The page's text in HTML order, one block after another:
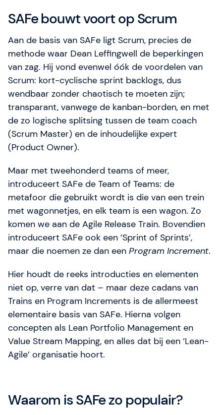
SAFe bouwt voort op Scrum
Aan de basis van SAFe ligt Scrum, precies de
methode waar Dean Leffingwell de beperkingen
van zag. Hij vond evenwel óók de voordelen van
Scrum: kort-cyclische sprint backlogs, dus
wendbaar zonder chaotisch te moeten zijn;
transparant, vanwege de kanban-borden, en met
de zo logische splitsing tussen de team coach
(Scrum Master) en de inhoudelijke expert
(Product Owner).
Maar met tweehonderd teams of meer,
introduceert SAFe de Team of Teams: de
metafoor die gebruikt wordt is die van een trein
met wagonnetjes, en elk team is een wagon. Zo
komen we aan de Agile Release Train. Bovendien
introduceert SAFe ook een ‘Sprint of Sprints’,
maar die noemen ze dan een Program Increment.
Hier houdt de reeks introducties en elementen
niet op, verre van dat – maar deze cadans van
Trains en Program Increments is de allermeest
elementaire basis van SAFe. Hierna volgen
concepten als Lean Portfolio Management en
Value Stream Mapping, en alles dat bij een ‘Lean-
Agile’ organisatie hoort.
Waarom is SAFe zo populair?